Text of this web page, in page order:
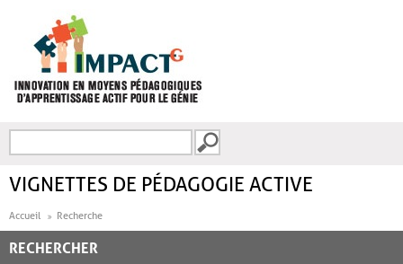
FORMULAIRE DE
VIGNETTES DE PÉDAGOGIE ACTIVE
Accueil Recherche
RECHERCHER